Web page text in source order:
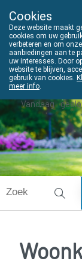
Vandaag
Cookies
Deze website maakt
cookies om uw
verbeteren en om
aanbiedingen aan te
uw interesses. Door
website te blijven,
gebruik van cookies.
meer info.